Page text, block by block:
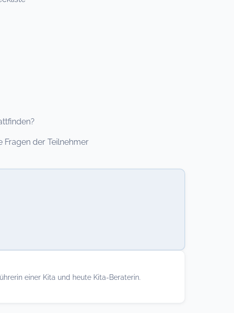
Fragen der Teilnehmer
einer Kita und heute Kita-Beraterin.